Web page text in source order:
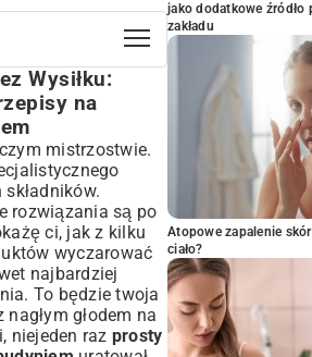
Odkryj Proste
Budyniem
to Idealny
Pomysły na Desery
Budyniu: Praktyczne
Budyń Zawsze na
Wysiłku:
na
mistrzostwie.
rozwiązania są po
ci, jak z kilku
wyczarować
najbardziej
To będzie twoja
głodem na
niejeden raz prosty
jako dodatkowe
zakładu
Atopowe zapalenie
ciało?